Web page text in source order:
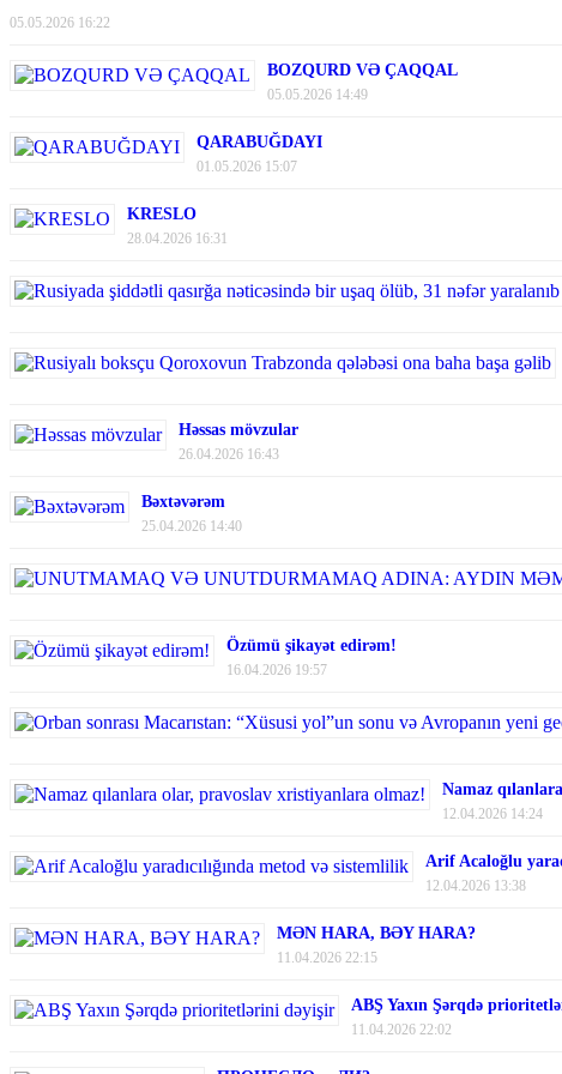
05.05.2026 16:22
BOZQURD VƏ ÇAQQAL
05.05.2026 14:49
QARABUĞDAYI
01.05.2026 15:07
KRESLO
28.04.2026 16:31
Həssas mövzular
26.04.2026 16:43
Bəxtəvərəm
25.04.2026 14:40
Özümü şikayət edirəm!
16.04.2026 19:57
Namaz
12.04.2026 14:24
Arif Acaloğlu
12.04.2026 13:38
MƏN HARA, BƏY HARA?
11.04.2026 22:15
ABŞ Yaxın Şərqdə
11.04.2026 22:02